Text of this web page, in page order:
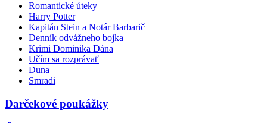
Romantické úteky
Harry Potter
Kapitán Stein a Notár Barbarič
Denník odvážneho bojka
Krimi Dominika Dána
Učím sa rozprávať
Duna
Smradi
Darčekové poukážky